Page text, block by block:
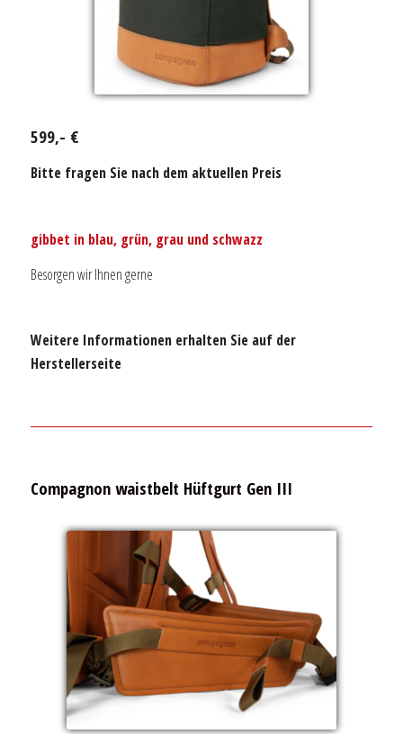
599,- €
Bitte fragen Sie nach dem aktuellen Preis
gibbet in blau, grün, grau und schwazz
Besorgen wir Ihnen gerne
Weitere Informationen erhalten Sie auf der
Herstellerseite
Compagnon waistbelt Hüftgurt Gen III